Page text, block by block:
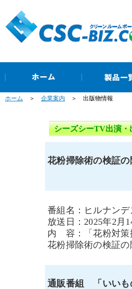
ホーム ＞ 企業案内 ＞ 出版物情報
シーズシーTV出演・
花粉掃除術の検証
番組名：ヒルナン
放送日：2025年2月
内 容：「花粉対策
花粉掃除術の検証
通販番組 「いいも